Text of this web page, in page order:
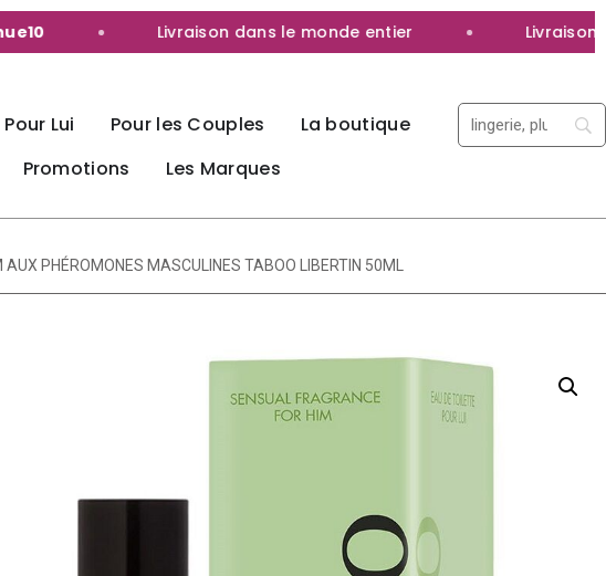
Livraison dans le monde entier Livraison
Pour Lui Pour les Couples
La boutique
Promotions
Les Marques
PHÉROMONES MASCULINES TABOO LIBERTIN 50ML